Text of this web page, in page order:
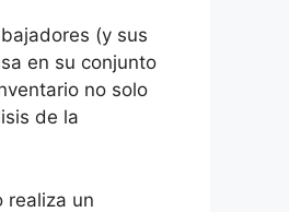
(y sus
en su conjunto
no solo
de la
realiza un